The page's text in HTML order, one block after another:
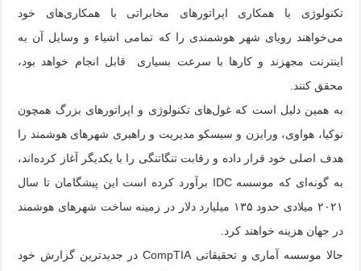
تکنولوژی با همکاری اپراتورهای مخابراتی با همکاری‌های خود
می‌خواهند رویای شهر هوشمندی را که تمامی اشیاء و وسایل آن به
اینترنت مجهزند و کارها با سرعت بسیاری قابل انجام خواهد بود،
محقق کنند.
به همین دلیل است که غول‌های تکنولوژی و اپراتورهای بزرگ همچون
نوکیا، هواوی، ورایزن و سیسکو مدیریت و راهبری شهرهای هوشمند را
هدف اصلی خود قرار داده‌ و رقابت تنگاتنگی را با یکدیگر آغاز کرده‌اند،
به گونه‌ای که موسسه IDC برآورد کرده است این پیشگامان تا سال
۲۰۲۱ میلادی حدود ۱۳۵ میلیارد دلار در زمینه ساخت شهرهای هوشمند
در جهان هزینه خواهند کرد.
حالا موسسه آماری و تحقیقاتی CompTIA در جدیدترین گزارش خود